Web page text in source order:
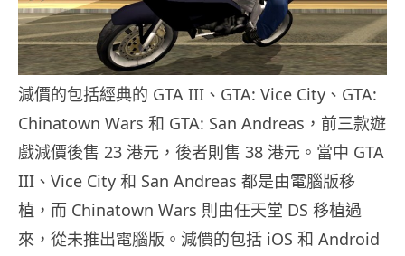
減價的包括經典的 GTA III、GTA: Vice City、GTA:
Chinatown Wars 和 GTA: San Andreas，前三款遊
戲減價後售 23 港元，後者則售 38 港元。當中 GTA
III、Vice City 和 San Andreas 都是由電腦版移
植，而 Chinatown Wars 則由任天堂 DS 移植過
來，從未推出電腦版。減價的包括 iOS 和 Android